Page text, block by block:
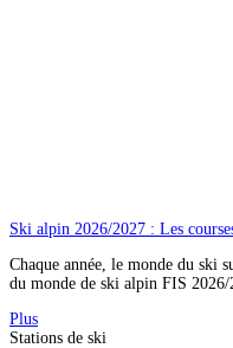
Ski alpin 2026/2027 : Les
Chaque année, le monde du ski
du monde de ski alpin FIS
Plus
Stations de ski